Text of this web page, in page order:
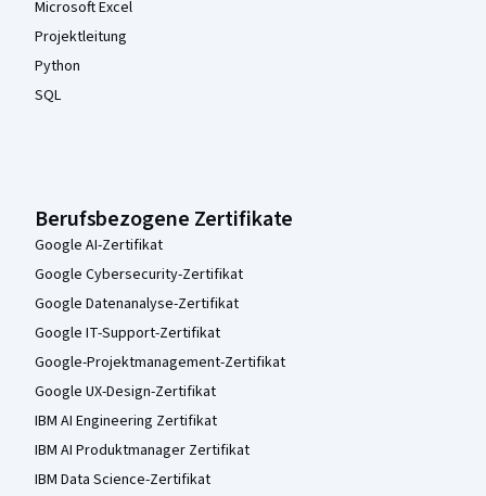
Microsoft Excel
Projektleitung
Python
SQL
Berufsbezogene Zertifikate
Google AI-Zertifikat
Google Cybersecurity-Zertifikat
Google Datenanalyse-Zertifikat
Google IT-Support-Zertifikat
Google-Projektmanagement-Zertifikat
Google UX-Design-Zertifikat
IBM AI Engineering Zertifikat
IBM AI Produktmanager Zertifikat
IBM Data Science-Zertifikat